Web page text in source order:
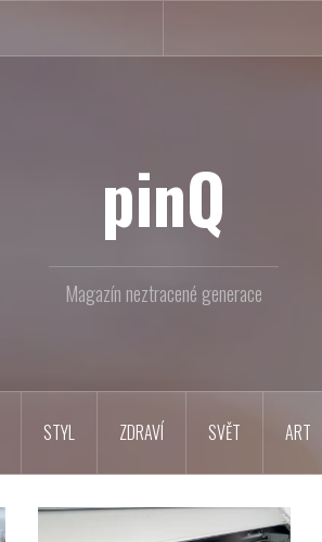
pinQ
Magazín neztracené generace
STYL ZDRAVÍ SVĚT ART